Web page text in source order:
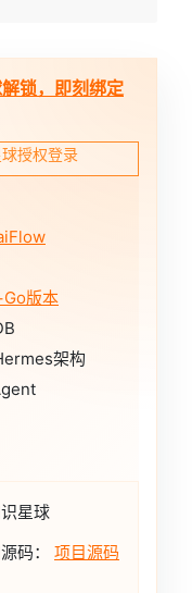
锁，即刻绑定
授权登录
版本
架构
星球
码： 项目源码